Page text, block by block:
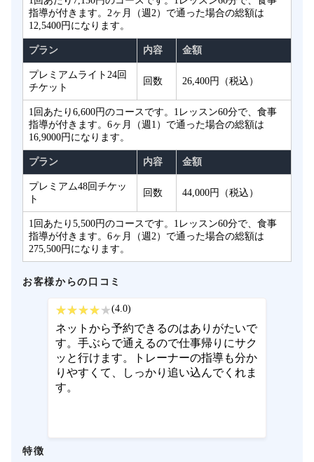
指導が付きます。2ヶ月（週2）で通った場合の総額は
12,5400円になります。
プラン 内容 金額
プレミアムライト24回
チケット
回数 26,400円（税込）
1回あたり6,600円のコースです。1レッスン60分で、食事
指導が付きます。6ヶ月（週1）で通った場合の総額は
16,9000円になります。
プラン 内容 金額
プレミアム48回チケッ
ト
回数 44,000円（税込）
1回あたり5,500円のコースです。1レッスン60分で、食事
指導が付きます。6ヶ月（週2）で通った場合の総額は
275,500円になります。
お客様からの口コミ
(4.0)
ネットから予約できるのはありがたいで
す。手ぶらで通えるので仕事帰りにサク
ッと行けます。トレーナーの指導も分か
りやすくて、しっかり追い込んでくれま
す。
特徴